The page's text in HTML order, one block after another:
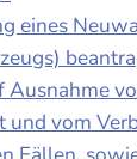
eines
Ausnahme
und vom